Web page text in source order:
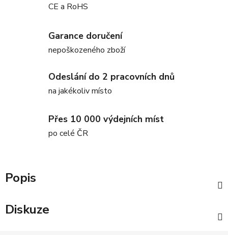
CE a RoHS
Garance doručení
nepoškozeného zboží
Odeslání do 2 pracovních dnů
na jakékoliv místo
Přes 10 000 výdejních míst
po celé ČR
Popis
Diskuze